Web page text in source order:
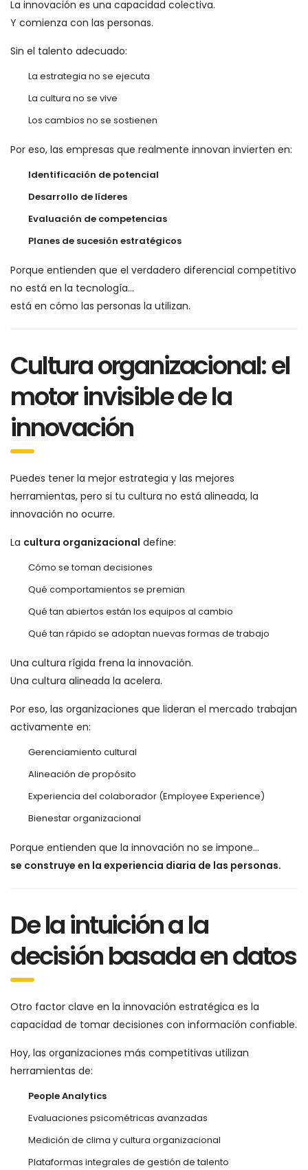
La innovación es una capacidad colectiva.
Y comienza con las personas.
Sin el talento adecuado:
La estrategia no se ejecuta
La cultura no se vive
Los cambios no se sostienen
Por eso, las empresas que realmente innovan invierten en:
Identificación de potencial
Desarrollo de líderes
Evaluación de competencias
Planes de sucesión estratégicos
Porque entienden que el verdadero diferencial competitivo
no está en la tecnología…
está en cómo las personas la utilizan.
Cultura organizacional: el
motor invisible de la
innovación
Puedes tener la mejor estrategia y las mejores
herramientas, pero si tu cultura no está alineada, la
innovación no ocurre.
La cultura organizacional define:
Cómo se toman decisiones
Qué comportamientos se premian
Qué tan abiertos están los equipos al cambio
Qué tan rápido se adoptan nuevas formas de trabajo
Una cultura rígida frena la innovación.
Una cultura alineada la acelera.
Por eso, las organizaciones que lideran el mercado trabajan
activamente en:
Gerenciamiento cultural
Alineación de propósito
Experiencia del colaborador (Employee Experience)
Bienestar organizacional
Porque entienden que la innovación no se impone…
se construye en la experiencia diaria de las personas.
De la intuición a la
decisión basada en datos
Otro factor clave en la innovación estratégica es la
capacidad de tomar decisiones con información confiable.
Hoy, las organizaciones más competitivas utilizan
herramientas de:
People Analytics
Evaluaciones psicométricas avanzadas
Medición de clima y cultura organizacional
Plataformas integrales de gestión de talento